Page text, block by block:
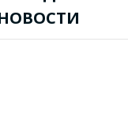
ни